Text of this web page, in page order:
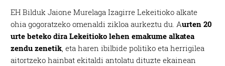
EH Bilduk Jaione Murelaga Izagirre Lekeitioko alkate
ohia gogoratzeko omenaldi zikloa aurkeztu du. Aurten 20
urte beteko dira Lekeitioko lehen emakume alkatea
zendu zenetik , eta haren ibilbide politiko eta herrigilea
aitortzeko hainbat ekitaldi antolatu dituzte ekainean